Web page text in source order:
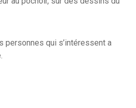
personnes qui s’intéressent a